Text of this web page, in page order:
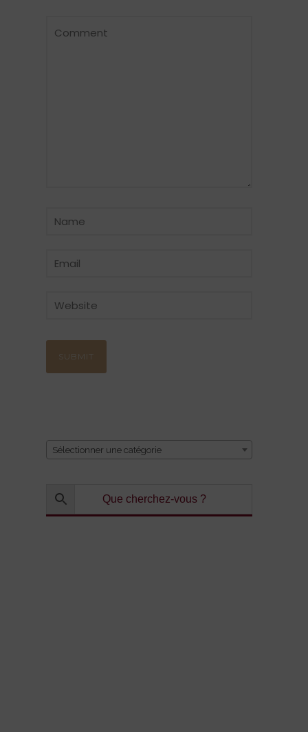
Sélectionner une catégorie